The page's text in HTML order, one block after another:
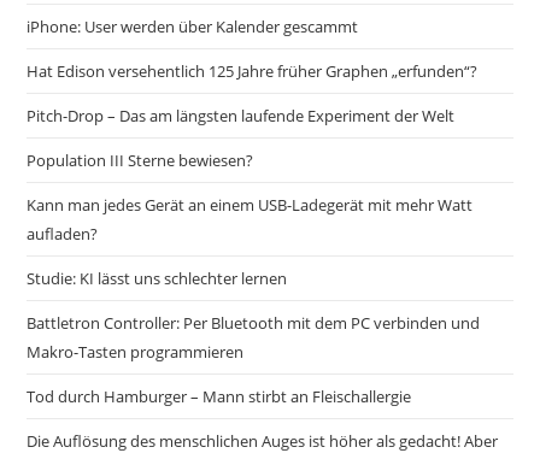
iPhone: User werden über Kalender gescammt
Hat Edison versehentlich 125 Jahre früher Graphen „erfunden“?
Pitch-Drop – Das am längsten laufende Experiment der Welt
Population III Sterne bewiesen?
Kann man jedes Gerät an einem USB-Ladegerät mit mehr Watt
aufladen?
Studie: KI lässt uns schlechter lernen
Battletron Controller: Per Bluetooth mit dem PC verbinden und
Makro-Tasten programmieren
Tod durch Hamburger – Mann stirbt an Fleischallergie
Die Auflösung des menschlichen Auges ist höher als gedacht! Aber